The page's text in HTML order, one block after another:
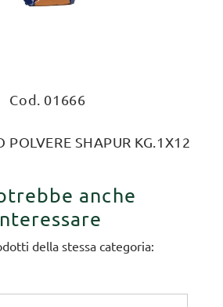
Cod. 01666
POLVERE SHAPUR KG.1X12
anche
della stessa categoria: